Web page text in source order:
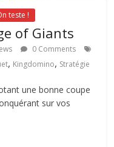
teste !
of Giants
0 Comments
, Kingdomino, Stratégie
une bonne coupe
sur vos